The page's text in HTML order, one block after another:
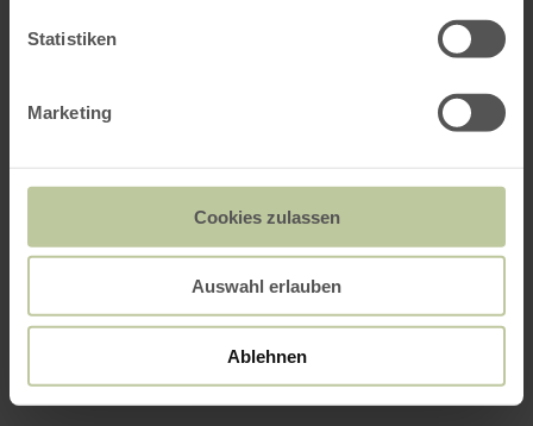
Statistiken
Marketing
Cookies zulassen
Auswahl erlauben
Ablehnen